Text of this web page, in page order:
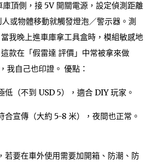
庫頂側，接 5V 開關電源，設定偵測距離
或物體移動就觸發燈泡／警示器。測
我晚上進車庫拿工具盒時，模組敏感地
款在「假雷達 評價」中常被拿來做
我自己也印證。 優點：
低（不到 USD 5），適合 DIY 玩家。
合宣傳（大約 5-8 米），夜間也正常。
若要在車外使用需要加開箱、防潮、防